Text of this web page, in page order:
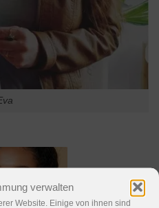
verwalten
Website. Einige von ihnen sind